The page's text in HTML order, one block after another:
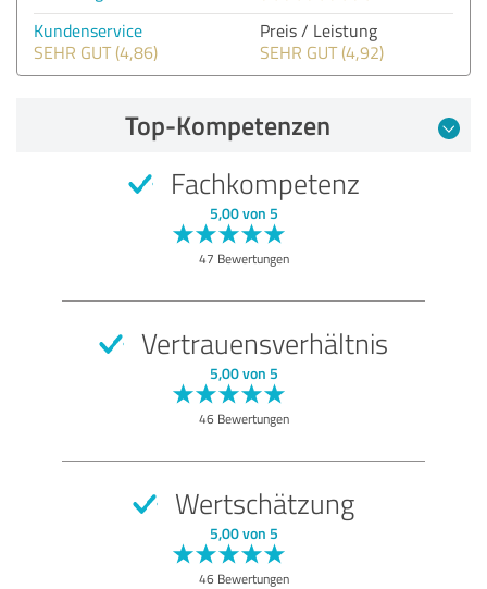
Kundenservice
SEHR GUT (4,86)
Preis / Leistung
SEHR GUT (4,92)
Top-Kompetenzen
Fachkompetenz
5,00 von 5
47 Bewertungen
Vertrauensverhältnis
5,00 von 5
46 Bewertungen
Wertschätzung
5,00 von 5
46 Bewertungen